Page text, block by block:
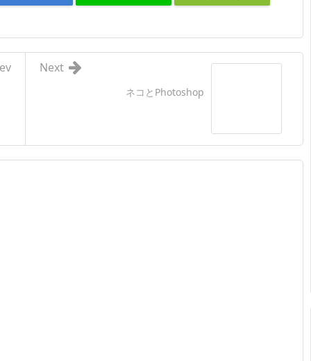
ネコとPhotoshop
Next